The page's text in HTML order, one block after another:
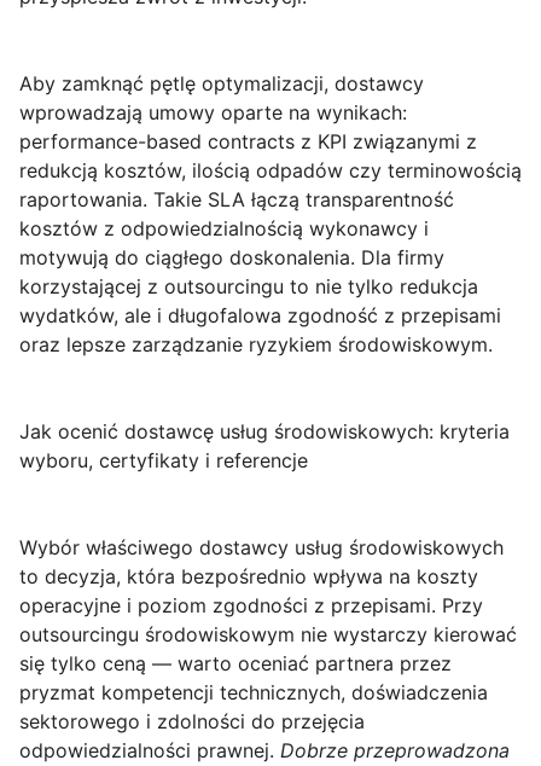
Aby zamknąć pętlę optymalizacji, dostawcy
wprowadzają umowy oparte na wynikach:
performance-based contracts z KPI związanymi z
redukcją kosztów, ilością odpadów czy terminowością
raportowania. Takie SLA łączą transparentność
kosztów z odpowiedzialnością wykonawcy i
motywują do ciągłego doskonalenia. Dla firmy
korzystającej z outsourcingu to nie tylko redukcja
wydatków, ale i długofalowa zgodność z przepisami
oraz lepsze zarządzanie ryzykiem środowiskowym.
Jak ocenić dostawcę usług środowiskowych: kryteria
wyboru, certyfikaty i referencje
Wybór właściwego dostawcy usług środowiskowych
to decyzja, która bezpośrednio wpływa na koszty
operacyjne i poziom zgodności z przepisami. Przy
outsourcingu środowiskowym nie wystarczy kierować
się tylko ceną — warto oceniać partnera przez
pryzmat kompetencji technicznych, doświadczenia
sektorowego i zdolności do przejęcia
odpowiedzialności prawnej. Dobrze przeprowadzona